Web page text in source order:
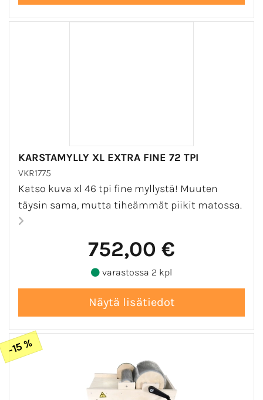
KARSTAMYLLY XL EXTRA FINE 72 TPI
VKR1775
Katso kuva xl 46 tpi fine myllystä! Muuten
täysin sama, mutta tiheämmät piikit matossa.
752,00 €
varastossa 2 kpl
-15 %